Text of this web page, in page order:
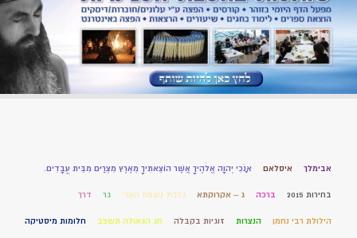
אבימלך איסלאם אָנֹכִי יְהוָה אֱלֹהֶיךָ אֲשֶׁר הוֹצֵאתִיךָ מֵאֶרֶץ מִצְרַיִם מִבֵּית עֲבָדִים.
בחירות 2015 ברכה ג – אקרוקתא גלגול נשמת הארי גר דרך
הילולת רבי נחמן הנצרות זוגיות בקבלה חג הגאולה תשפב חלומות מיסטיקה